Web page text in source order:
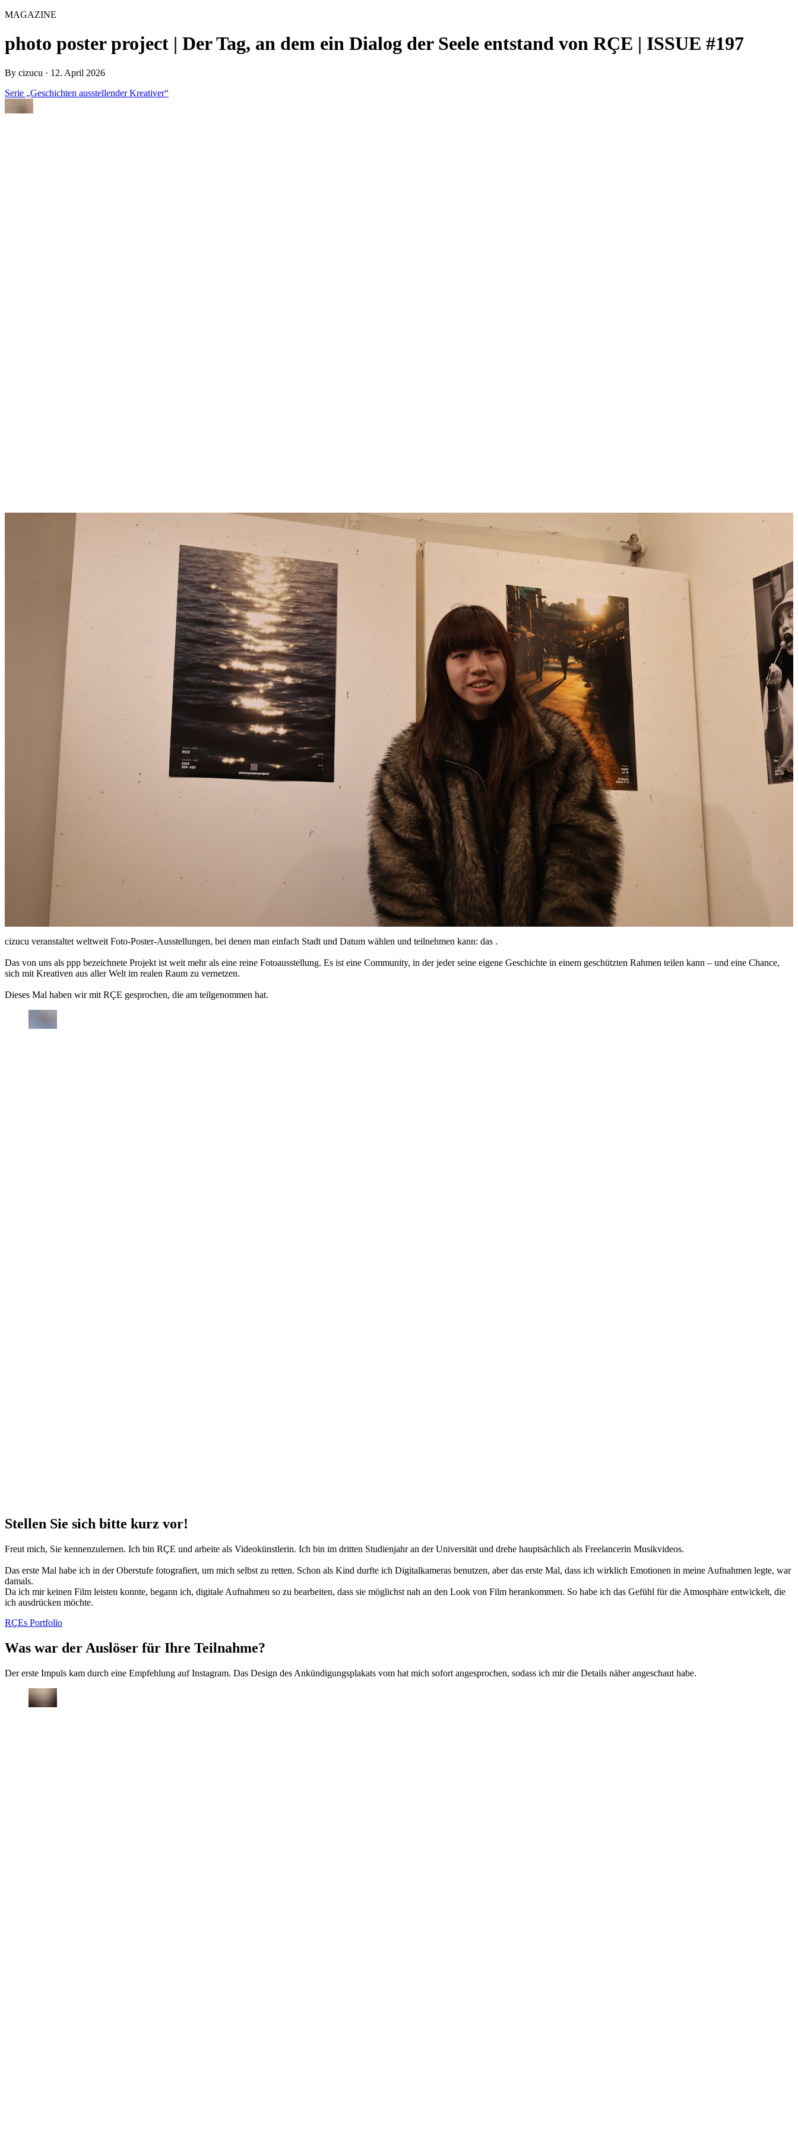
MAGAZINE
photo poster project | Der Tag, an dem ein Dialog der Seele entstand von RÇE | ISSUE #197
By cizucu · 12. April 2026
Serie „Geschichten ausstellender Kreativer“
cizucu veranstaltet weltweit Foto-Poster-Ausstellungen, bei denen man einfach Stadt und Datum wählen und teilnehmen kann: das .
Das von uns als ppp bezeichnete Projekt ist weit mehr als eine reine Fotoausstellung. Es ist eine Community, in der jeder seine eigene Geschichte in einem geschützten Rahmen teilen kann – und eine Chance,
sich mit Kreativen aus aller Welt im realen Raum zu vernetzen.
Dieses Mal haben wir mit RÇE gesprochen, die am teilgenommen hat.
Stellen Sie sich bitte kurz vor!
Freut mich, Sie kennenzulernen. Ich bin RÇE und arbeite als Videokünstlerin. Ich bin im dritten Studienjahr an der Universität und drehe hauptsächlich als Freelancerin Musikvideos.
Das erste Mal habe ich in der Oberstufe fotografiert, um mich selbst zu retten. Schon als Kind durfte ich Digitalkameras benutzen, aber das erste Mal, dass ich wirklich Emotionen in meine Aufnahmen legte, war
damals.
Da ich mir keinen Film leisten konnte, begann ich, digitale Aufnahmen so zu bearbeiten, dass sie möglichst nah an den Look von Film herankommen. So habe ich das Gefühl für die Atmosphäre entwickelt, die
ich ausdrücken möchte.
RÇEs Portfolio
Was war der Auslöser für Ihre Teilnahme?
Der erste Impuls kam durch eine Empfehlung auf Instagram. Das Design des Ankündigungsplakats vom hat mich sofort angesprochen, sodass ich mir die Details näher angeschaut habe.